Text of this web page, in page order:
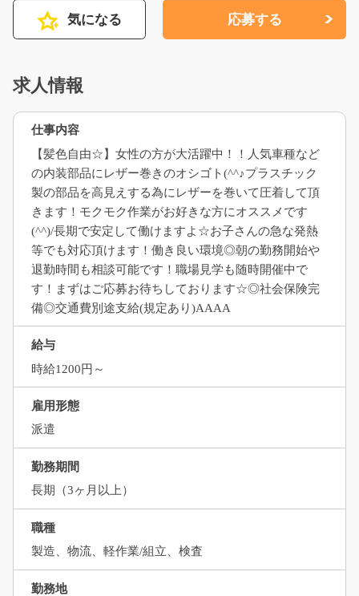
気になる 応募する
求人情報
仕事内容
【髪色自由☆】女性の方が大活躍中！！人気車種など
の内装部品にレザー巻きのオシゴト(^^♪プラスチック
製の部品を高見えする為にレザーを巻いて圧着して頂
きます！モクモク作業がお好きな方にオススメです
(^^)/長期で安定して働けますよ☆お子さんの急な発熱
等でも対応頂けます！働き良い環境◎朝の勤務開始や
退勤時間も相談可能です！職場見学も随時開催中で
す！まずはご応募お待ちしております☆◎社会保険完
備◎交通費別途支給(規定あり)AAAA
給与
時給1200円～
雇用形態
派遣
勤務期間
長期（3ヶ月以上）
職種
製造、物流、軽作業/組立、検査
勤務地